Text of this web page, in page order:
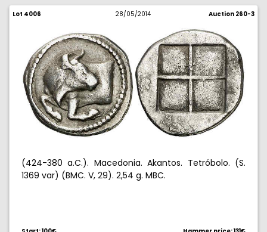
Lot 4006 28/05/2014 Auction 260-3
(424-380 a.C.). Macedonia. Akantos. Tetróbolo. (S.
1369 var) (BMC. V, 29). 2,54 g. MBC.